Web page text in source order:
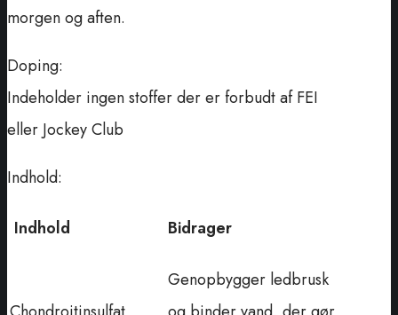
morgen og aften.
Doping:
Indeholder ingen stoffer der er forbudt af FEI
eller Jockey Club
Indhold:
Indhold Bidrager
Genopbygger ledbrusk